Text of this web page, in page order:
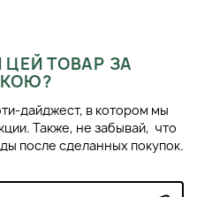
ТОВАР ЗА
дайджест, в котором мы
Также, не забывай, что
после сделанных покупок.